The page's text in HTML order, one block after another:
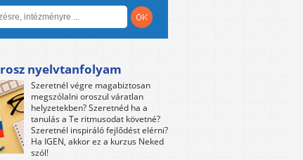
nyelvtanfolyam
Szeretnél végre magabiztosan
megszólalni oroszul váratlan
helyzetekben? Szeretnéd ha a
tanulás a Te ritmusodat követné?
Szeretnél inspiráló fejlődést elérni?
Ha IGEN, akkor ez a kurzus Neked
szól!